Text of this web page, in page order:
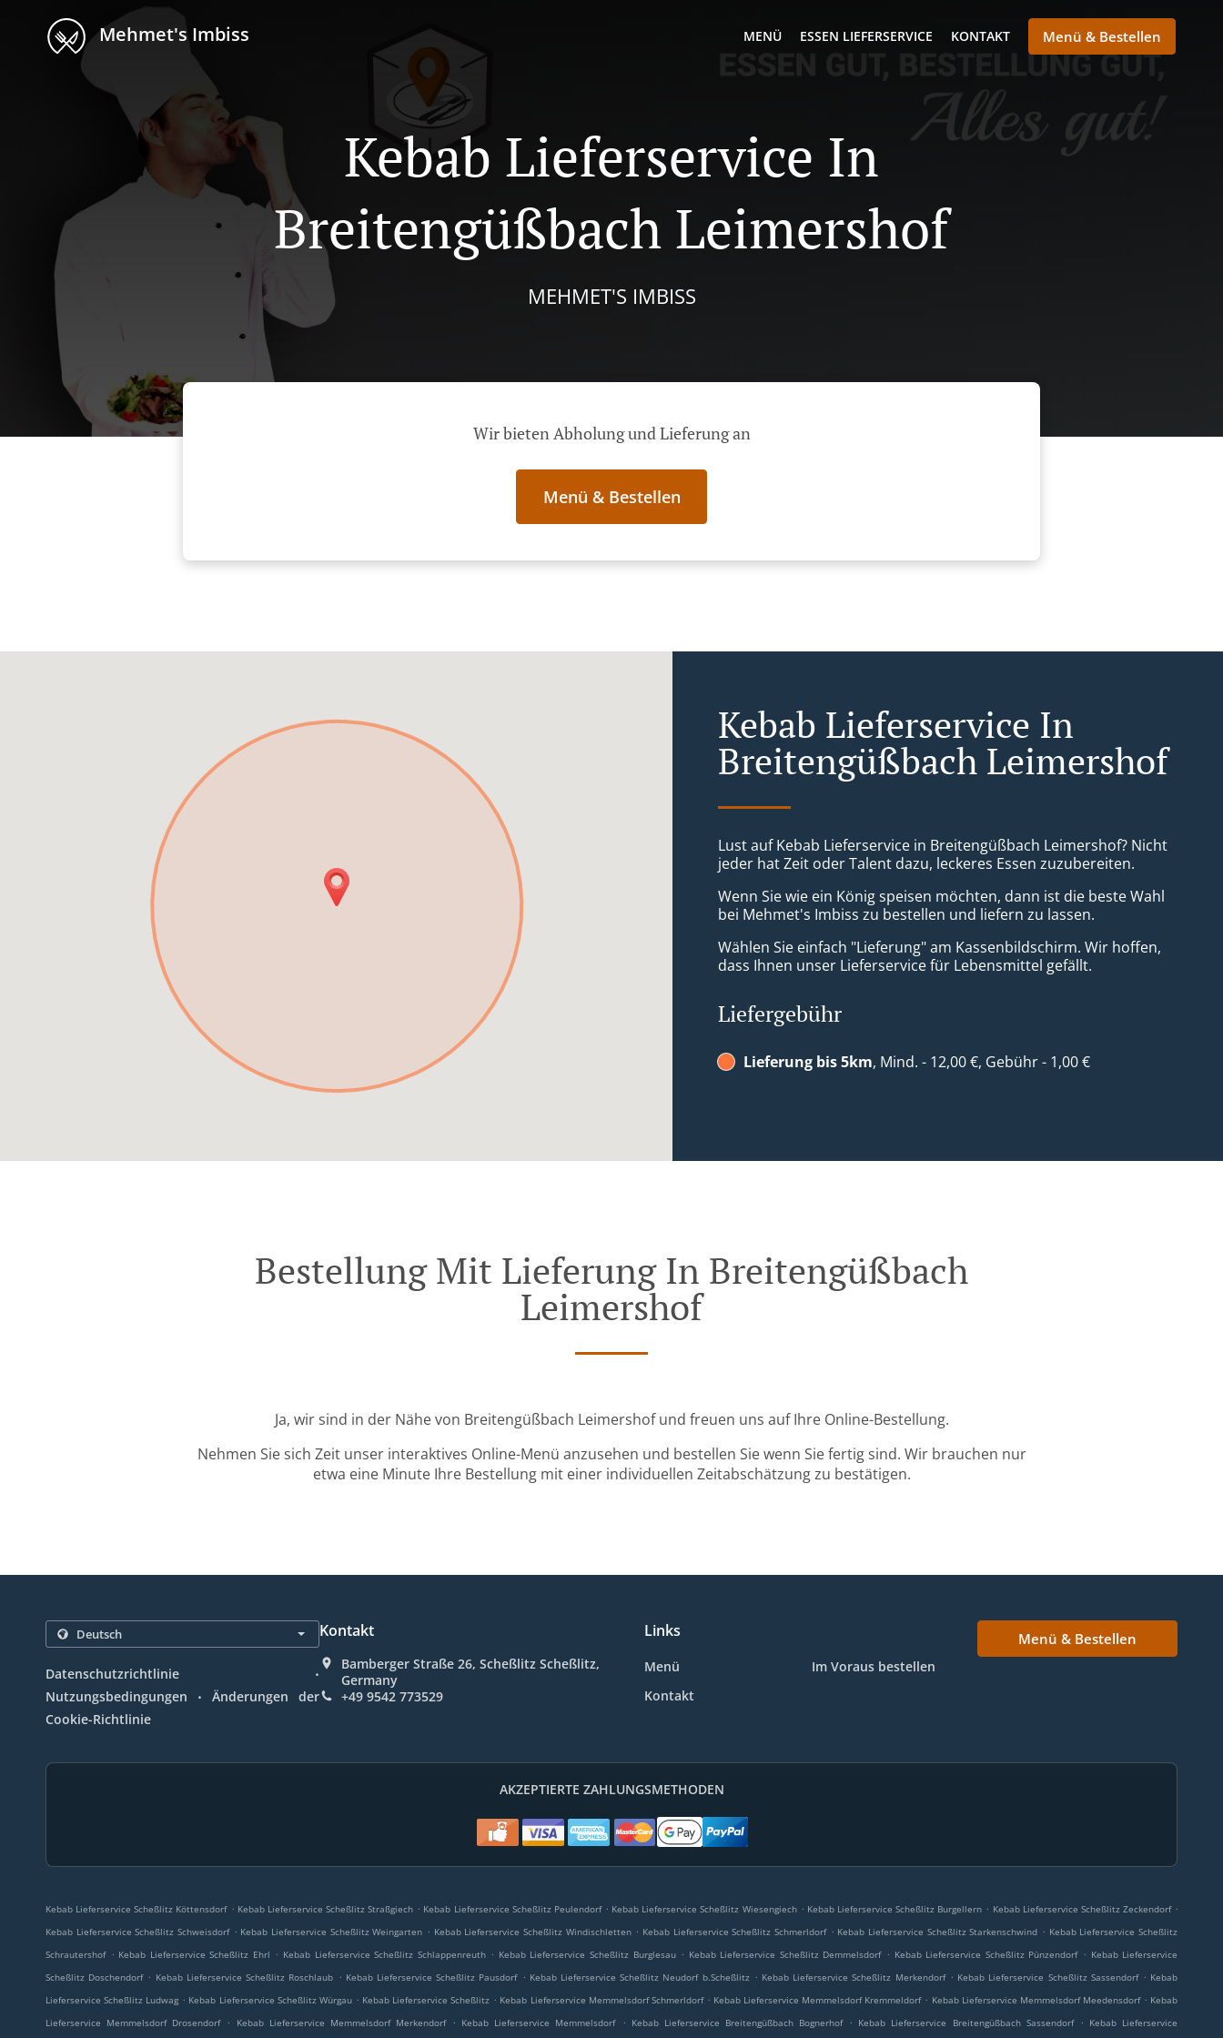
Mehmet's Imbiss MENÜ ESSEN LIEFERSERVICE KONTAKT Menü & Bestellen
Kebab Lieferservice In
Breitengüßbach Leimershof
MEHMET'S IMBISS
Wir bieten Abholung und Lieferung an
Menü & Bestellen
Kebab Lieferservice In
Breitengüßbach Leimershof
Lust auf Kebab Lieferservice in Breitengüßbach Leimershof? Nicht
jeder hat Zeit oder Talent dazu, leckeres Essen zuzubereiten.
Wenn Sie wie ein König speisen möchten, dann ist die beste Wahl
bei Mehmet's Imbiss zu bestellen und liefern zu lassen.
Wählen Sie einfach "Lieferung" am Kassenbildschirm. Wir hoffen,
dass Ihnen unser Lieferservice für Lebensmittel gefällt.
Liefergebühr
Lieferung bis 5km, Mind. - 12,00 €, Gebühr - 1,00 €
Bestellung Mit Lieferung In Breitengüßbach
Leimershof
Ja, wir sind in der Nähe von Breitengüßbach Leimershof und freuen uns auf Ihre Online-Bestellung.
Nehmen Sie sich Zeit unser interaktives Online-Menü anzusehen und bestellen Sie wenn Sie fertig sind. Wir brauchen nur
etwa eine Minute Ihre Bestellung mit einer individuellen Zeitabschätzung zu bestätigen.
Datenschutzrichtlinie .
Nutzungsbedingungen .
Änderungen der
Cookie-Richtlinie
Kontakt
Bamberger Straße 26, Scheßlitz Scheßlitz,
Germany
+49 9542 773529
Links
Menü
Im Voraus bestellen
Kontakt
Menü & Bestellen
AKZEPTIERTE ZAHLUNGSMETHODEN
Kebab Lieferservice Scheßlitz Köttensdorf . Kebab Lieferservice Scheßlitz Straßgiech . Kebab Lieferservice Scheßlitz Peulendorf . Kebab Lieferservice Scheßlitz Wiesengiech . Kebab Lieferservice Scheßlitz Burgellern . Kebab Lieferservice Scheßlitz Zeckendorf .
Kebab Lieferservice Scheßlitz Schweisdorf . Kebab Lieferservice Scheßlitz Weingarten . Kebab Lieferservice Scheßlitz Windischletten . Kebab Lieferservice Scheßlitz Schmerldorf . Kebab Lieferservice Scheßlitz Starkenschwind . Kebab Lieferservice Scheßlitz
Schrautershof . Kebab Lieferservice Scheßlitz Ehrl . Kebab Lieferservice Scheßlitz Schlappenreuth . Kebab Lieferservice Scheßlitz Burglesau . Kebab Lieferservice Scheßlitz Demmelsdorf . Kebab Lieferservice Scheßlitz Pünzendorf . Kebab Lieferservice
Scheßlitz Doschendorf . Kebab Lieferservice Scheßlitz Roschlaub . Kebab Lieferservice Scheßlitz Pausdorf . Kebab Lieferservice Scheßlitz Neudorf b.Scheßlitz . Kebab Lieferservice Scheßlitz Merkendorf . Kebab Lieferservice Scheßlitz Sassendorf . Kebab
Lieferservice Scheßlitz Ludwag . Kebab Lieferservice Scheßlitz Würgau . Kebab Lieferservice Scheßlitz . Kebab Lieferservice Memmelsdorf Schmerldorf . Kebab Lieferservice Memmelsdorf Kremmeldorf . Kebab Lieferservice Memmelsdorf Meedensdorf . Kebab
Lieferservice Memmelsdorf Drosendorf
. Kebab Lieferservice Memmelsdorf Merkendorf . Kebab Lieferservice Memmelsdorf . Kebab Lieferservice Breitengüßbach Bognerhof . Kebab Lieferservice Breitengüßbach Sassendorf . Kebab Lieferservice